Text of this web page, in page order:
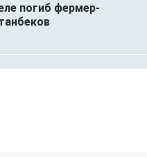
погиб фермер-